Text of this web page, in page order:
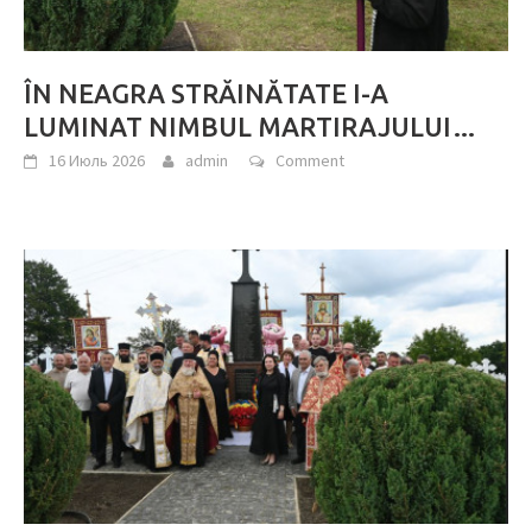
ÎN NEAGRA STRĂINĂTATE I-A
LUMINAT NIMBUL MARTIRAJULUI…
16 Июль 2026 admin Comment